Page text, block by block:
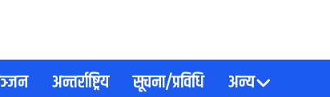
अन्तर्राष्ट्रिय सूचना/प्रविधि अन्य